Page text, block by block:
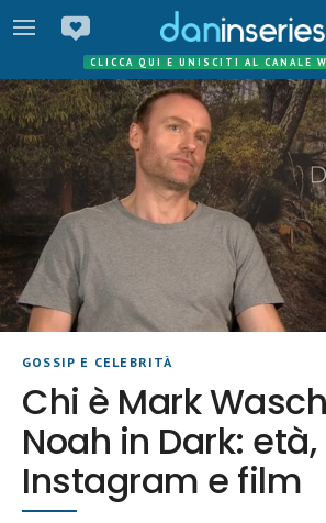
CLICCA QUI E UNISCITI AL CANALE
GOSSIP E CELEBRITÀ
Chi è Mark
Noah in Dark:
Instagram e film